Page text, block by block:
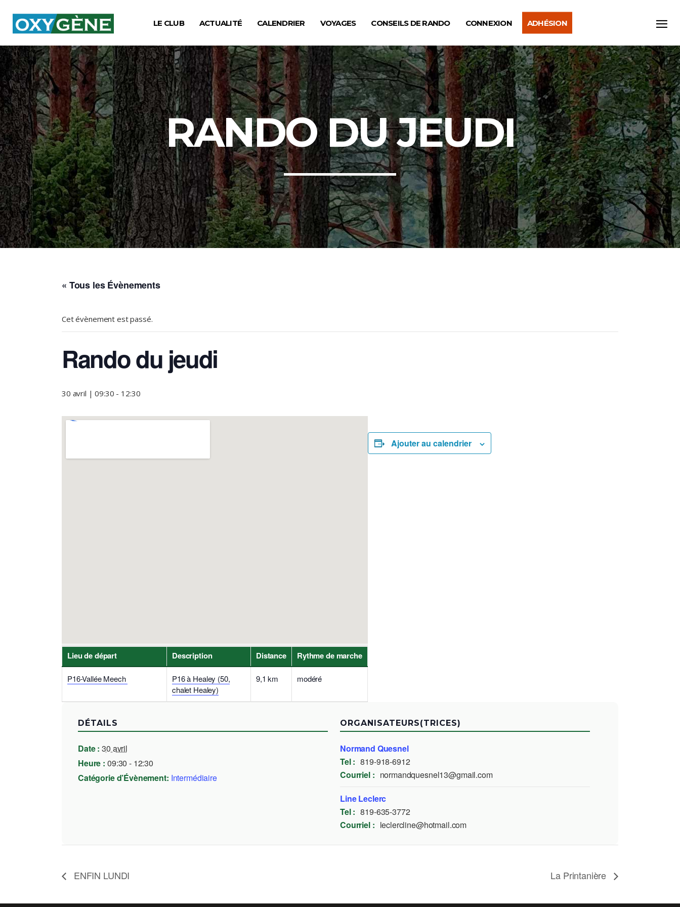
LE CLUB ACTUALITÉ CALENDRIER VOYAGES CONSEILS DE RANDO CONNEXION ADHÉSION
RANDO DU JEUDI
« Tous les Évènements
Cet évènement est passé.
Rando du jeudi
30 avril | 09:30 - 12:30
Lieu de départ Description Distance Rythme de marche
P16-Vallée Meech
P16 à Healey (50,
chalet Healey)
9,1 km modéré
Ajouter au calendrier
DÉTAILS
Date : 30 avril
Heure : 09:30 - 12:30
Catégorie d’Évènement: Intermédiaire
ORGANISATEURS(TRICES)
Normand Quesnel
Tel : 819-918-6912
Courriel : normandquesnel13@gmail.com
Line Leclerc
Tel : 819-635-3772
Courriel : leclercline@hotmail.com
ENFIN LUNDI La Printanière